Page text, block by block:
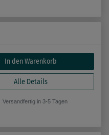
In den Warenkorb
Alle Details
Versandfertig in 3-5 Tagen